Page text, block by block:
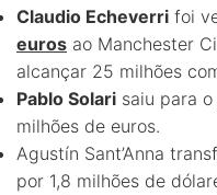
Claudio Echeverri foi
euros ao Manchester
alcançar 25 milhões
Pablo Solari saiu para o
milhões de euros.
Agustín Sant’Anna
por 1,8 milhões de